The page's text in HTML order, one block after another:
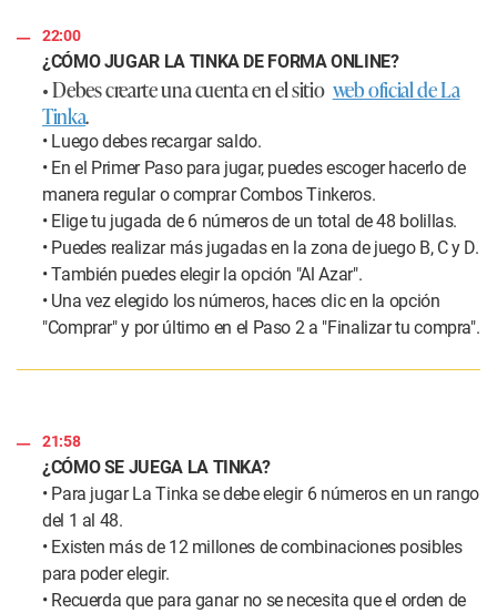
22:00
¿CÓMO JUGAR LA TINKA DE FORMA ONLINE?
• Debes crearte una cuenta en el sitio web oficial de La
Tinka.
• Luego debes recargar saldo.
• En el Primer Paso para jugar, puedes escoger hacerlo de
manera regular o comprar Combos Tinkeros.
• Elige tu jugada de 6 números de un total de 48 bolillas.
• Puedes realizar más jugadas en la zona de juego B, C y D.
• También puedes elegir la opción "Al Azar".
• Una vez elegido los números, haces clic en la opción
"Comprar" y por último en el Paso 2 a "Finalizar tu compra".
21:58
¿CÓMO SE JUEGA LA TINKA?
• Para jugar La Tinka se debe elegir 6 números en un rango
del 1 al 48.
• Existen más de 12 millones de combinaciones posibles
para poder elegir.
• Recuerda que para ganar no se necesita que el orden de